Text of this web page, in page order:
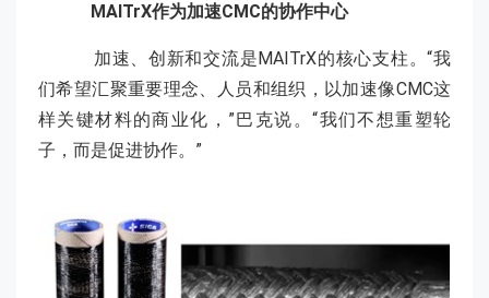
MAITrX作为加速CMC的协作中心
加速、创新和交流是MAITrX的核心支柱。“我
们希望汇聚重要理念、人员和组织，以加速像CMC这
样关键材料的商业化，”巴克说。“我们不想重塑轮
子，而是促进协作。”